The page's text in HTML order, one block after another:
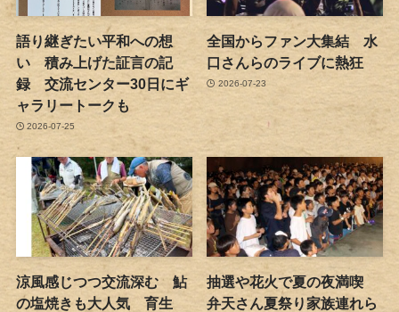
語り継ぎたい平和への想
い 積み上げた証言の記
録 交流センター30日にギ
ャラリートークも
2026-07-25
全国からファン大集結 水
口さんらのライブに熱狂
2026-07-23
涼風感じつつ交流深む 鮎
の塩焼きも大人気 育生
抽選や花火で夏の夜満喫
弁天さん夏祭り家族連れら